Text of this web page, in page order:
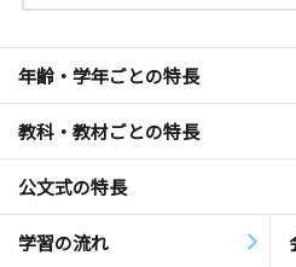
年齢・学年ごとの特長
教科・教材ごとの特長
公文式の特長
学習の流れ